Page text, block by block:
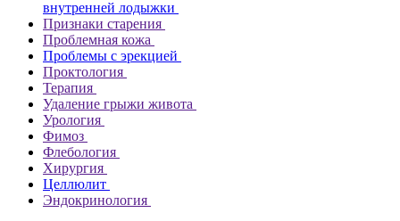
внутренней лодыжки
Признаки старения
Проблемная кожа
Проблемы с эрекцией
Проктология
Терапия
Удаление грыжи живота
Урология
Фимоз
Флебология
Хирургия
Целлюлит
Эндокринология